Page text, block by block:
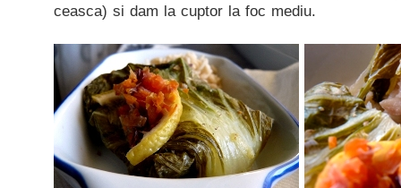
ceasca) si dam la cuptor la foc mediu.